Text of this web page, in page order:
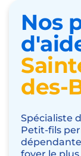
Nos
des-
Spécialiste
Petit-fils